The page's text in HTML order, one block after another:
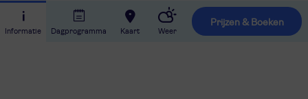
Informatie Dagprogramma Kaart Weer
Prijzen & Boeken